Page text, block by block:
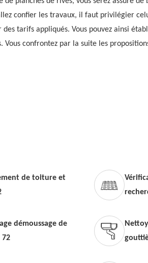
confier les travaux, il faut privilégier
tarifs appliqués. Vous pouvez ainsi
Vous confrontez par la suite les
de toiture et
démoussage de